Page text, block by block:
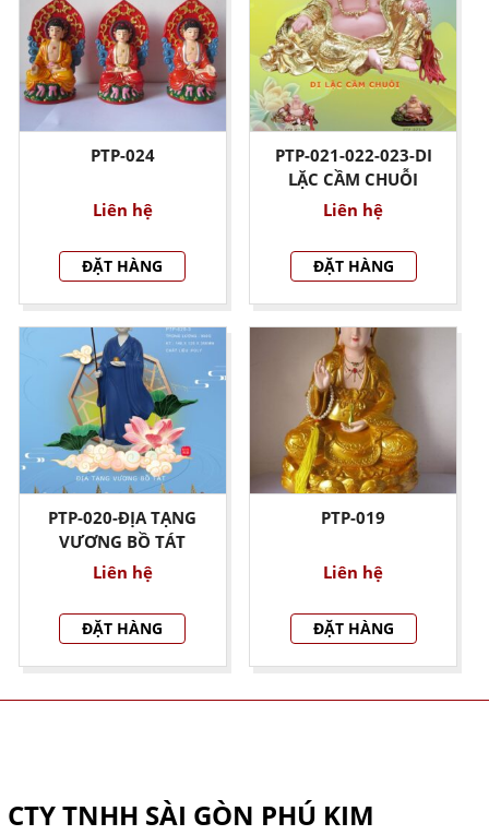
PTP-024
Liên hệ
ĐẶT HÀNG
PTP-021-022-023-DI
LẶC CẦM CHUỖI
Liên hệ
ĐẶT HÀNG
PTP-020-ĐỊA TẠNG
VƯƠNG BỒ TÁT
Liên hệ
ĐẶT HÀNG
PTP-019
Liên hệ
ĐẶT HÀNG
CTY TNHH SÀI GÒN PHÚ KIM